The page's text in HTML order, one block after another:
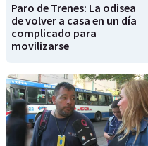
Paro de Trenes: La odisea
de volver a casa en un día
complicado para
movilizarse